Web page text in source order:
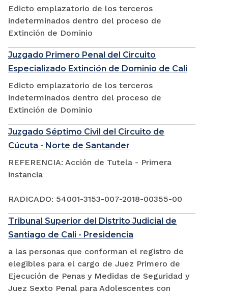
Edicto emplazatorio de los terceros
indeterminados dentro del proceso de
Extinción de Dominio
Juzgado Primero Penal del Circuito
Especializado Extinción de Dominio de Cali
Edicto emplazatorio de los terceros
indeterminados dentro del proceso de
Extinción de Dominio
Juzgado Séptimo Civil del Circuito de
Cúcuta - Norte de Santander
REFERENCIA: Acción de Tutela - Primera
instancia
RADICADO: 54001-3153-007-2018-00355-00
Tribunal Superior del Distrito Judicial de
Santiago de Cali - Presidencia
a las personas que conforman el registro de
elegibles para el cargo de Juez Primero de
Ejecución de Penas y Medidas de Seguridad y
Juez Sexto Penal para Adolescentes con